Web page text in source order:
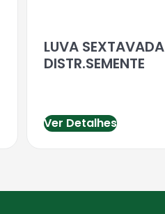
LUVA SEXTAVADA
DISTR.SEMENTE
Ver Detalhes